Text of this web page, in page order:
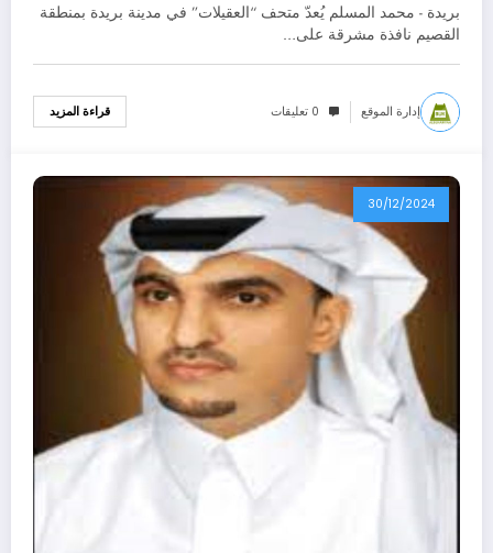
بريدة - محمد المسلم يُعدّ متحف “العقيلات” في مدينة بريدة بمنطقة
القصيم نافذة مشرقة على…
إدارة الموقع 0 تعليقات قراءة المزيد
30/12/2024